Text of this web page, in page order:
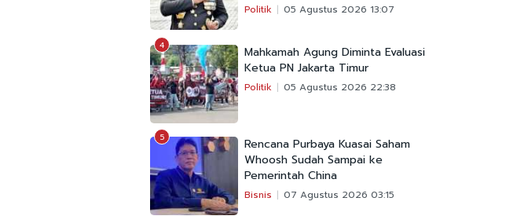
Politik 05 Agustus 2026 13:07
4
Mahkamah Agung Diminta Evaluasi
Ketua PN Jakarta Timur
Politik 05 Agustus 2026 22:38
5
Rencana Purbaya Kuasai Saham
Whoosh Sudah Sampai ke
Pemerintah China
Bisnis 07 Agustus 2026 03:15